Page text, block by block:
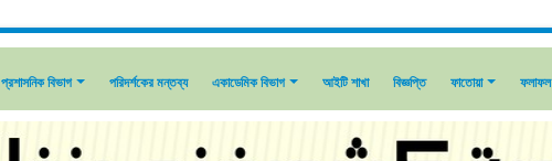
প্রশাসনিক বিভাগ পরিদর্শকের মন্তব্য একাডেমিক বিভাগ আইটি শাখা বিজ্ঞপ্তি ফাতোয়া ফলাফল